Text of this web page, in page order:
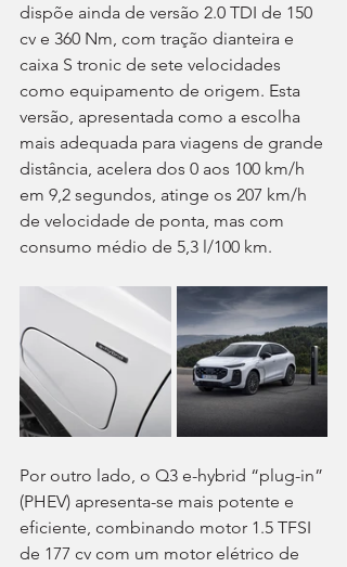
dispõe ainda de versão 2.0 TDI de 150
cv e 360 Nm, com tração dianteira e
caixa S tronic de sete velocidades
como equipamento de origem. Esta
versão, apresentada como a escolha
mais adequada para viagens de grande
distância, acelera dos 0 aos 100 km/h
em 9,2 segundos, atinge os 207 km/h
de velocidade de ponta, mas com
consumo médio de 5,3 l/100 km.
Por outro lado, o Q3 e-hybrid “plug-in”
(PHEV) apresenta-se mais potente e
eficiente, combinando motor 1.5 TFSI
de 177 cv com um motor elétrico de